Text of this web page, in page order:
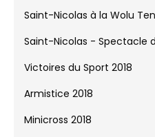
Saint-Nicolas à la Wolu
Saint-Nicolas - Spectacle
Victoires du Sport 2018
Armistice 2018
Minicross 2018